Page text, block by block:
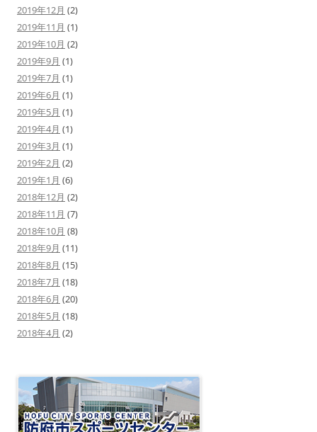
2019年12月 (2)
2019年11月 (1)
2019年10月 (2)
2019年9月 (1)
2019年7月 (1)
2019年6月 (1)
2019年5月 (1)
2019年4月 (1)
2019年3月 (1)
2019年2月 (2)
2019年1月 (6)
2018年12月 (2)
2018年11月 (7)
2018年10月 (8)
2018年9月 (11)
2018年8月 (15)
2018年7月 (18)
2018年6月 (20)
2018年5月 (18)
2018年4月 (2)